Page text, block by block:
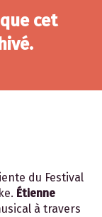
cet
du Festival
Étienne
à travers